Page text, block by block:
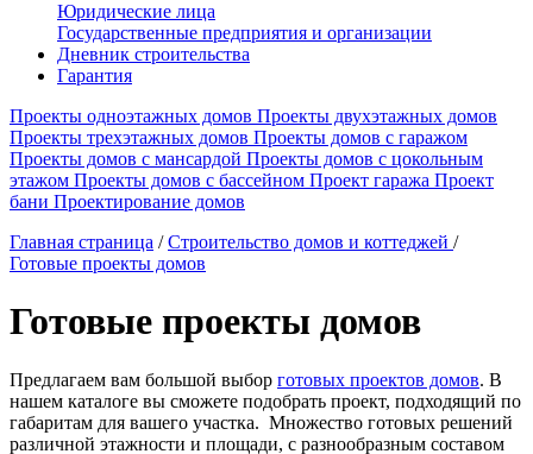
Юридические лица
Государственные предприятия и организации
Дневник строительства
Гарантия
Проекты одноэтажных домов Проекты двухэтажных домов
Проекты трехэтажных домов Проекты домов с гаражом
Проекты домов с мансардой Проекты домов с цокольным
этажом Проекты домов с бассейном Проект гаража Проект
бани Проектирование домов
Главная страница / Строительство домов и коттеджей /
Готовые проекты домов
Готовые проекты домов
Предлагаем вам большой выбор готовых проектов домов. В
нашем каталоге вы сможете подобрать проект, подходящий по
габаритам для вашего участка. Множество готовых решений
различной этажности и площади, с разнообразным составом